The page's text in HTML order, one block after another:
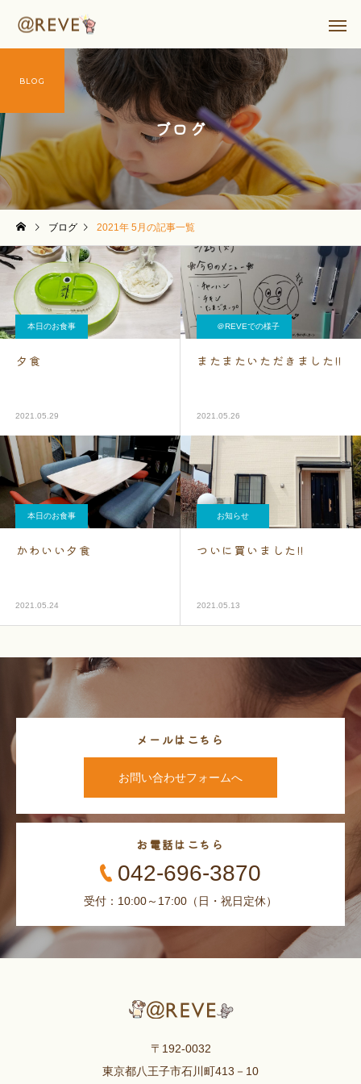
ブログ
BLOG
ブログ 2021年 5月の記事一覧
本日のお食事
夕食
2021.05.29
＠REVEでの様子
またまたいただきました!!
2021.05.26
本日のお食事
かわいい夕食
2021.05.24
お知らせ
ついに買いました!!
2021.05.13
メールはこちら
お問い合わせフォームへ
お電話はこちら
042-696-3870
受付：10:00～17:00（日・祝日定休）
〒192-0032
東京都八王子市石川町413－10